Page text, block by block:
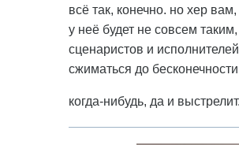
всё так, конечно. но хер
у неё будет не совсем
сценаристов и
сжиматься до бесконечности
когда-нибудь, да и